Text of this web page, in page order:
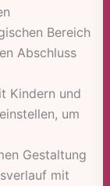
Bereich
Abschluss
Kindern und
um
Gestaltung
mit